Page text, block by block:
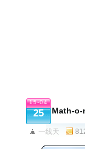
15-04
25 Math-o-
一线天